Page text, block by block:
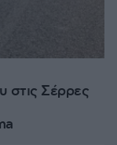
στις Σέρρες